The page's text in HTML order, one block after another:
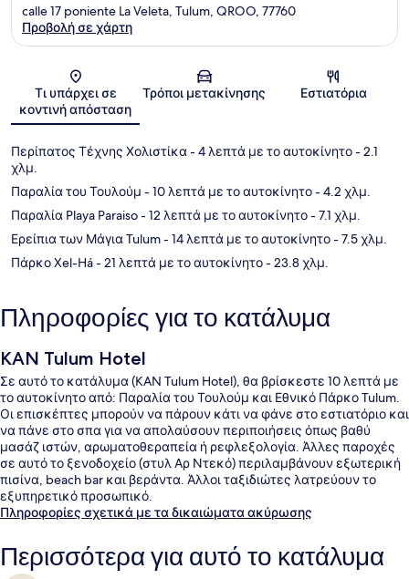
Χάρτης
calle 17 poniente La Veleta, Tulum, QROO, 77760
Προβολή σε χάρτη
Τι υπάρχει σε
κοντινή απόσταση
Τρόποι μετακίνησης Εστιατόρια
Περίπατος Τέχνης Χολιστίκα- 4 λεπτά με το αυτοκίνητο- 2.1
χλμ.
Παραλία του Τουλούμ - 10 λεπτά με το αυτοκίνητο- 4.2 χλμ.
Παραλία Playa Paraiso- 12 λεπτά με το αυτοκίνητο- 7.1 χλμ.
Ερείπια των Μάγια Tulum- 14 λεπτά με το αυτοκίνητο- 7.5 χλμ.
Πάρκο Xel-Há- 21 λεπτά με το αυτοκίνητο- 23.8 χλμ.
Πληροφορίες για το κατάλυμα
KAN Tulum Hotel
Σε αυτό το κατάλυμα (KAN Tulum Hotel), θα βρίσκεστε 10 λεπτά με
το αυτοκίνητο από: Παραλία του Τουλούμ και Εθνικό Πάρκο Tulum.
Οι επισκέπτες μπορούν να πάρουν κάτι να φάνε στο εστιατόριο και
να πάνε στο σπα για να απολαύσουν περιποιήσεις όπως βαθύ
μασάζ ιστών, αρωματοθεραπεία ή ρεφλεξολογία. Άλλες παροχές
σε αυτό το ξενοδοχείο (στυλ Αρ Ντεκό) περιλαμβάνουν εξωτερική
πισίνα, beach bar και βεράντα. Άλλοι ταξιδιώτες λατρεύουν το
εξυπηρετικό προσωπικό.
Πληροφορίες σχετικά με τα δικαιώματα ακύρωσης
Περισσότερα για αυτό το κατάλυμα